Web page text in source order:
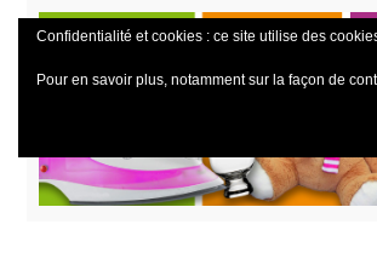
Confidentialité et cookies : ce site utilise des
Pour en savoir plus, notamment sur la façon de